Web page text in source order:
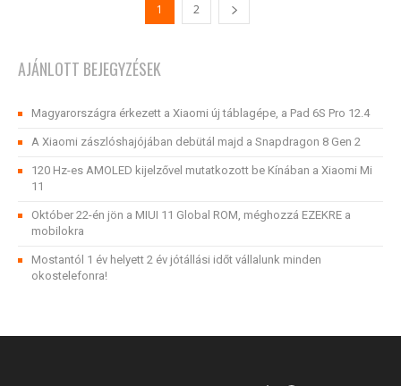
1 2
AJÁNLOTT BEJEGYZÉSEK
Magyarországra érkezett a Xiaomi új táblagépe, a Pad 6S Pro 12.4
A Xiaomi zászlóshajójában debütál majd a Snapdragon 8 Gen 2
120 Hz-es AMOLED kijelzővel mutatkozott be Kínában a Xiaomi Mi
11
Október 22-én jön a MIUI 11 Global ROM, méghozzá EZEKRE a
mobilokra
Mostantól 1 év helyett 2 év jótállási időt vállalunk minden
okostelefonra!